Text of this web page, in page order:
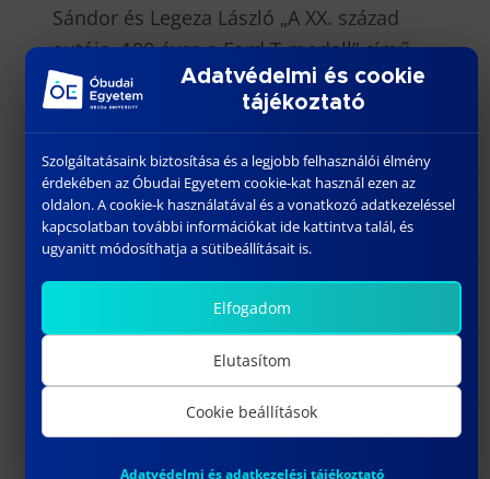
Sándor és Legeza László „A XX. század
autója. 100 éves a Ford T-modell” című
könyvének angol nyelvű kiadásával.
Adatvédelmi és cookie
tájékoztató
Szolgáltatásaink biztosítása és a legjobb felhasználói élmény
érdekében az Óbudai Egyetem cookie-kat használ ezen az
oldalon. A cookie-k használatával és a vonatkozó adatkezeléssel
kapcsolatban további információkat ide kattintva talál, és
ugyanitt módosíthatja a sütibeállításait is.
Elfogadom
Elutasítom
Cookie beállítások
Adatvédelmi és adatkezelési tájékoztató